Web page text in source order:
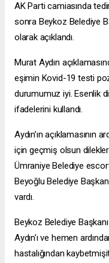
AK Parti camiasında
sonra Beykoz Belediye
olarak açıklandı.
Murat Aydın
eşimin Kovid-19 testi
durumumuz iyi. Esenlik
ifadelerini kullandı.
Aydın’ın açıklamasının
için geçmiş olsun
Ümraniye Belediye
Beyoğlu Belediye
vardı.
Beykoz Belediye
Aydın'ı ve hemen
hastalığından